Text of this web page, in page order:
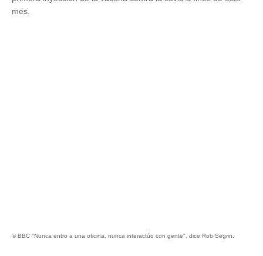
mes.
© BBC "Nunca entro a una oficina, nunca interactúo con gente", dice Rob Segrin.